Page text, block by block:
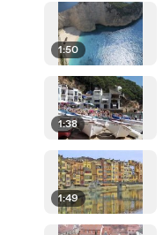
1:50
1:38
1:49